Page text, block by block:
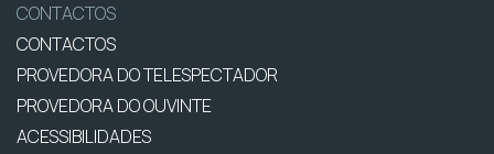
CONTACTOS
CONTACTOS
PROVEDORA DO TELESPECTADOR
PROVEDORA DO OUVINTE
ACESSIBILIDADES